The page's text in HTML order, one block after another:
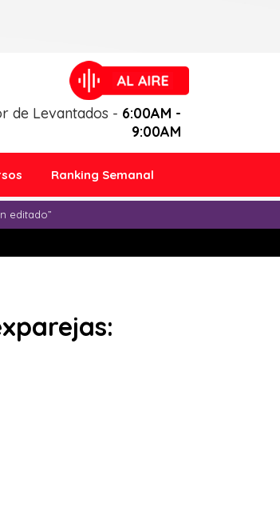
de Levantados - 6:00AM -
9:00AM
Ranking Semanal
editado”